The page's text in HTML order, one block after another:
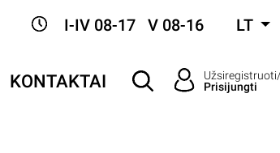
I-IV 08-17 V 08-16 LT
KONTAKTAI
Prisijungti